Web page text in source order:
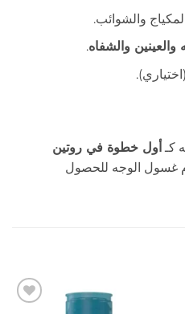
والشوائب.
والعينين والشفاه.
كـ أول خطوة في روتين
غسول الوجه للحصول